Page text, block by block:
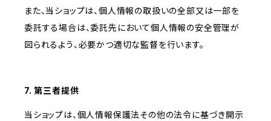
また、当ショップは、個人情報の取扱いの全部又は一部を
委託する場合は、委託先において個人情報の安全管理が
図られるよう、必要かつ適切な監督を行います。
7. 第三者提供
当ショップは、個人情報保護法その他の法令に基づき開示